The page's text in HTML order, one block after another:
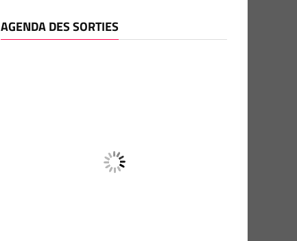
AGENDA DES SORTIES